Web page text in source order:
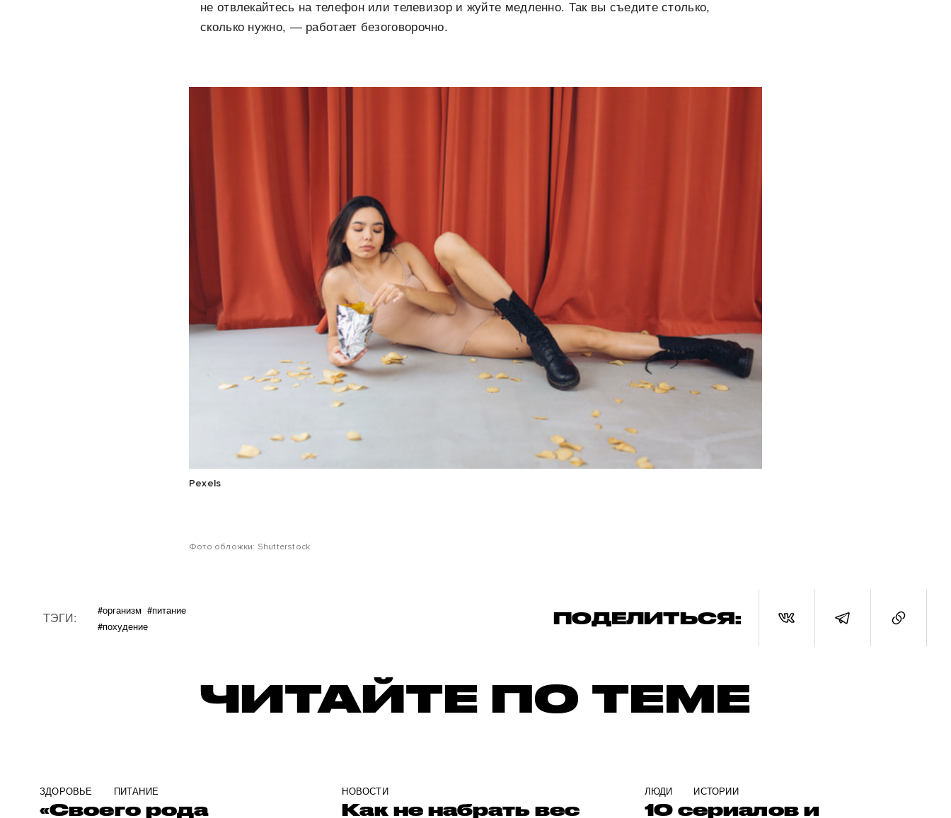
не отвлекайтесь на телефон или телевизор и жуйте медленно. Так вы съедите столько,
сколько нужно, — работает безоговорочно.
Pexels
Фото обложки: Shutterstock.
ТЭГИ: #организм #питание
#похудение
ПОДЕЛИТЬСЯ:
ЧИТАЙТЕ ПО ТЕМЕ
ЗДОРОВЬЕ ПИТАНИЕ
«Своего рода
НОВОСТИ
Как не набрать вес
ЛЮДИ ИСТОРИИ
10 сериалов и